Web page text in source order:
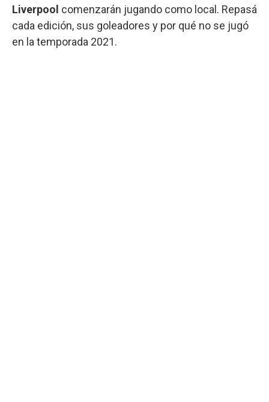
Liverpool comenzarán jugando como local. Repasá
cada edición, sus goleadores y por qué no se jugó
en la temporada 2021.